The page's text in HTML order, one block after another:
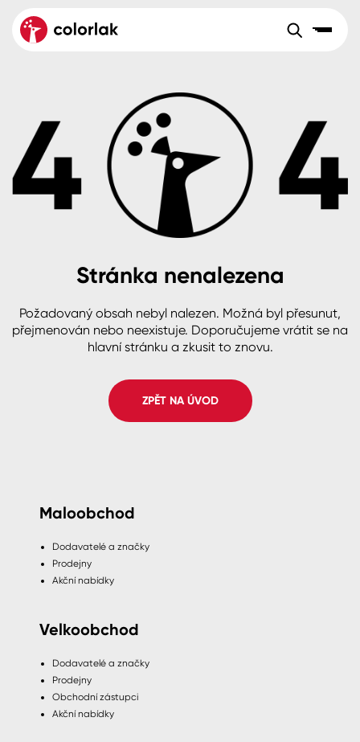
Velkoobchod Sortiment
Aktuality
Reference
O společnosti
B2B +420 800 145 555Po – Pá: 8:00–15:00
Česko
Slovensko Polsko Worldwide
Dřevo
Beton, asfalt, minerální podklady
Plast, sklo, keramika
Stěny
Fasády
Spreje
Colorlak Dekor
Colorlak Profi
Colorlak Pta
Stránka nenalezena
Požadovaný obsah nebyl nalezen. Možná byl přesunut,
přejmenován nebo neexistuje. Doporučujeme vrátit se na
hlavní stránku a zkusit to znovu.
ZPĚT NA ÚVOD
Maloobchod
Dodavatelé a značky
Prodejny
Akční nabídky
Velkoobchod
Dodavatelé a značky
Prodejny
Obchodní zástupci
Akční nabídky